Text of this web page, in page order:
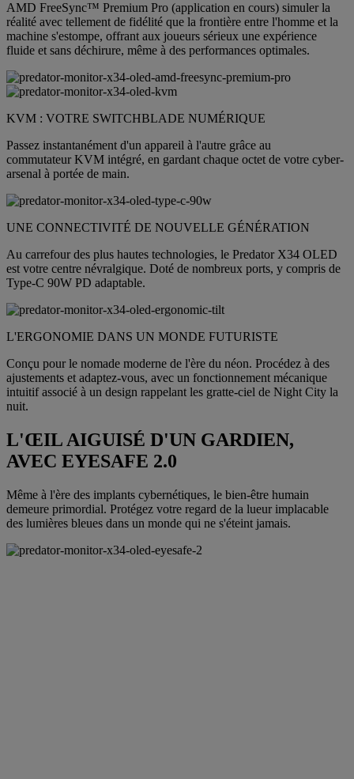
AMD FreeSync™ Premium Pro (application en cours) simuler la
réalité avec tellement de fidélité que la frontière entre l'homme et la
machine s'estompe, offrant aux joueurs sérieux une expérience
fluide et sans déchirure, même à des performances optimales.
KVM : VOTRE SWITCHBLADE NUMÉRIQUE
Passez instantanément d'un appareil à l'autre grâce au
commutateur KVM intégré, en gardant chaque octet de votre cyber-
arsenal à portée de main.
UNE CONNECTIVITÉ DE NOUVELLE GÉNÉRATION
Au carrefour des plus hautes technologies, le Predator X34 OLED
est votre centre névralgique. Doté de nombreux ports, y compris de
Type-C 90W PD adaptable.
L'ERGONOMIE DANS UN MONDE FUTURISTE
Conçu pour le nomade moderne de l'ère du néon. Procédez à des
ajustements et adaptez-vous, avec un fonctionnement mécanique
intuitif associé à un design rappelant les gratte-ciel de Night City la
nuit.
L'ŒIL AIGUISÉ D'UN GARDIEN,
AVEC EYESAFE 2.0
Même à l'ère des implants cybernétiques, le bien-être humain
demeure primordial. Protégez votre regard de la lueur implacable
des lumières bleues dans un monde qui ne s'éteint jamais.